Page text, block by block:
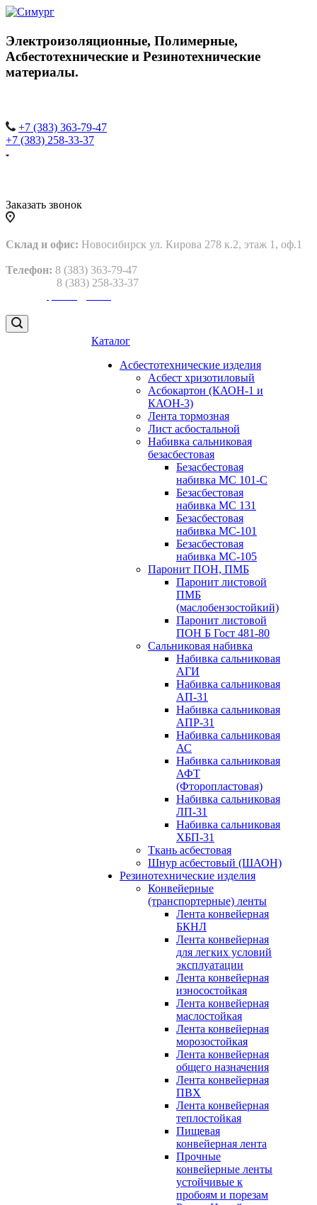
Электроизоляционные, Полимерные,
Асбестотехнические и Резинотехнические
материалы.
+7 (383) 363-79-47
+7 (383) 258-33-37
Заказать звонок
Склад и офис: Новосибирск ул. Кирова 278 к.2, этаж 1, оф.1
Телефон: 8 (383) 363-79-47
8 (383) 258-33-37
Каталог
Асбестотехнические изделия
Асбест хризотиловый
Асбокартон (КАОН-1 и
КАОН-3)
Лента тормозная
Лист асбостальной
Набивка сальниковая
безасбестовая
Безасбестовая
набивка МС 101-С
Безасбестовая
набивка МС 131
Безасбестовая
набивка МС-101
Безасбестовая
набивка МС-105
Паронит ПОН, ПМБ
Паронит листовой
ПМБ
(маслобензостойкий)
Паронит листовой
ПОН Б Гост 481-80
Сальниковая набивка
Набивка сальниковая
АГИ
Набивка сальниковая
АП-31
Набивка сальниковая
АПР-31
Набивка сальниковая
АС
Набивка сальниковая
АФТ
(Фторопластовая)
Набивка сальниковая
ЛП-31
Набивка сальниковая
ХБП-31
Ткань асбестовая
Шнур асбестовый (ШАОН)
Резинотехнические изделия
Конвейерные
(транспортерные) ленты
Лента конвейерная
БКНЛ
Лента конвейерная
для легких условий
эксплуатации
Лента конвейерная
износостойкая
Лента конвейерная
маслостойкая
Лента конвейерная
морозостойкая
Лента конвейерная
общего назначения
Лента конвейерная
ПВХ
Лента конвейерная
теплостойкая
Пищевая
конвейерная лента
Прочные
конвейерные ленты
устойчивые к
пробоям и порезам